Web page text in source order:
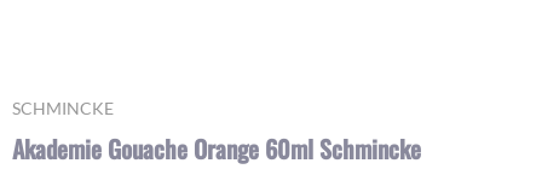
SCHMINCKE
Akademie Gouache Orange 60ml Schmincke
Skip
the